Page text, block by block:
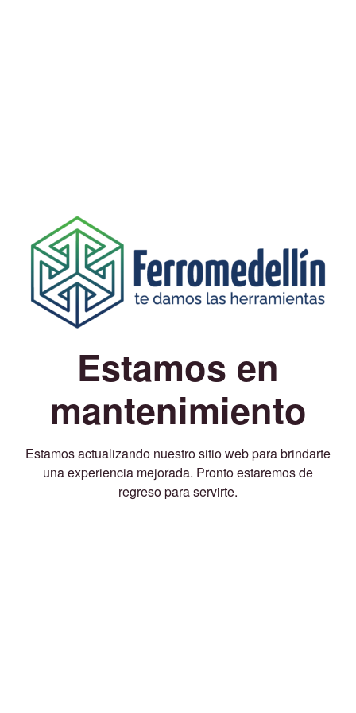
Estamos en
mantenimiento
Estamos actualizando nuestro sitio web para brindarte
una experiencia mejorada. Pronto estaremos de
regreso para servirte.